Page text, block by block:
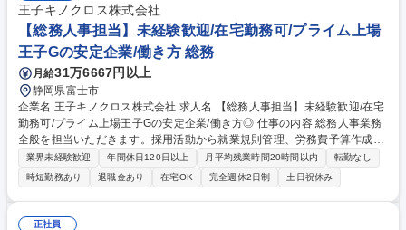
の業務
王子キノクロス株式会社
【総務人事担当】未経験歓迎/在宅勤務可/プライム上場
王子Gの安定企業/働き方 総務
月給31万6667円以上
静岡県富士市
企業名 王子キノクロス株式会社 求人名 【総務人事担当】未経験歓迎/在宅
勤務可/プライム上場王子Gの安定企業/働き方◎ 仕事の内容 総務人事業務
全般を担当いただきます。採用活動から就業規則管理、労務費予算作成、
官公庁への届出業務まで幅広く対応。地域との関わりや工場内の備品管理
など、総務業務も担当いただきます。 ■人事業務：採用活動、就業規則・
規定の管理改定、労務費予算作成、労働基準監督署への届出書類作成（36
協定、規定改定時の届出等） ■総務業務：地域との関係構築、工場内備品
購入、社用車管理、来客対応、工場内の樹木剪定・伐採手配など生産以外
業界未経験歓迎 年間休日120日以上 月平均残業時間20時間以内
転勤なし
時短勤務あり
退職金あり 在宅OK 完全週休2日制 土日祝休み
正社員